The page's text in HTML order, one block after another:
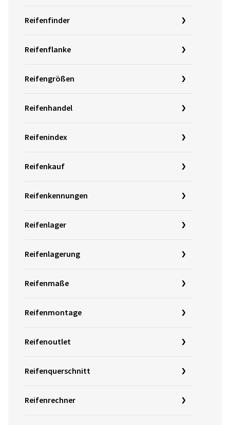
Reifenfinder
Reifenflanke
Reifengrößen
Reifenhandel
Reifenindex
Reifenkauf
Reifenkennungen
Reifenlager
Reifenlagerung
Reifenmaße
Reifenmontage
Reifenoutlet
Reifenquerschnitt
Reifenrechner